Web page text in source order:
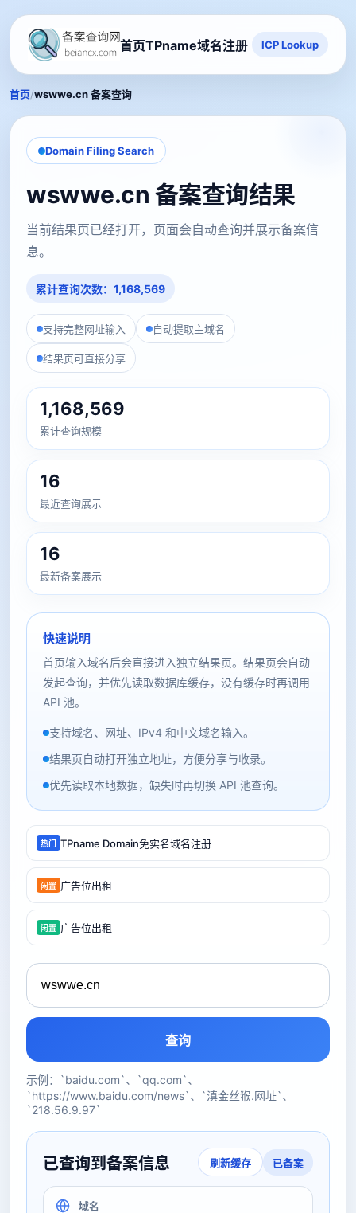
首页TPname域名注册 ICP Lookup
首页/wswwe.cn 备案查询
Domain Filing Search
wswwe.cn 备案查询结果
当前结果页已经打开，页面会自动查询并展示备案信
息。
累计查询次数：1,168,569
支持完整网址输入 自动提取主域名
结果页可直接分享
1,168,569
累计查询规模
16
最近查询展示
16
最新备案展示
快速说明
首页输入域名后会直接进入独立结果页。结果页会自动
发起查询，并优先读取数据库缓存，没有缓存时再调用
API 池。
支持域名、网址、IPv4 和中文域名输入。
结果页自动打开独立地址，方便分享与收录。
优先读取本地数据，缺失时再切换 API 池查询。
热门 TPname Domain免实名域名注册
闲置 广告位出租
闲置 广告位出租
查询
示例：`baidu.com`、`qq.com`、
`https://www.baidu.com/news`、`滇金丝猴.网址`、
`218.56.9.97`
已查询到备案信息 刷新缓存 已备案
域名